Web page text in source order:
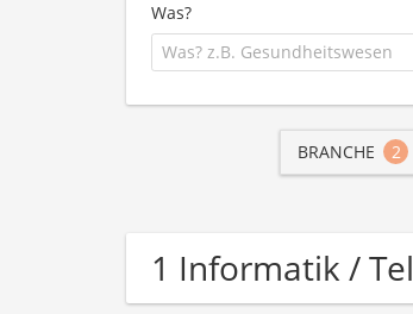
Was?
BRANCHE 2
1 Informatik /